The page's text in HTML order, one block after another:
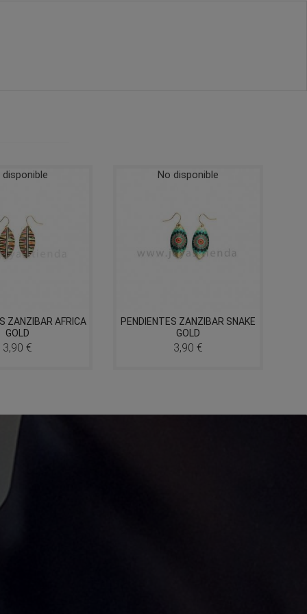
disponible
ZANZIBAR AFRICA
GOLD
Precio
3,90 €
No disponible
PENDIENTES ZANZIBAR SNAKE
GOLD
Precio
3,90 €